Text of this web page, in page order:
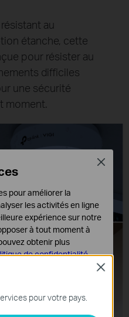
au
étanche, cette
pour résister au
difficiles
une sécurité
moment.
pour votre pays.
Close
pour améliorer la
les activités en ligne
expérience sur notre
à tout moment à
obtenir plus
de confidentialité.
au fonctionnement du
désactivés dans vos
Close